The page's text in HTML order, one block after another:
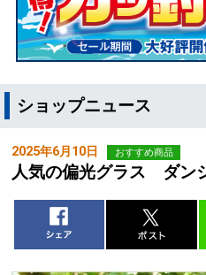
ショップニュース
2025年6月10日 おすすめ商品
人気の偏光グラス ダン